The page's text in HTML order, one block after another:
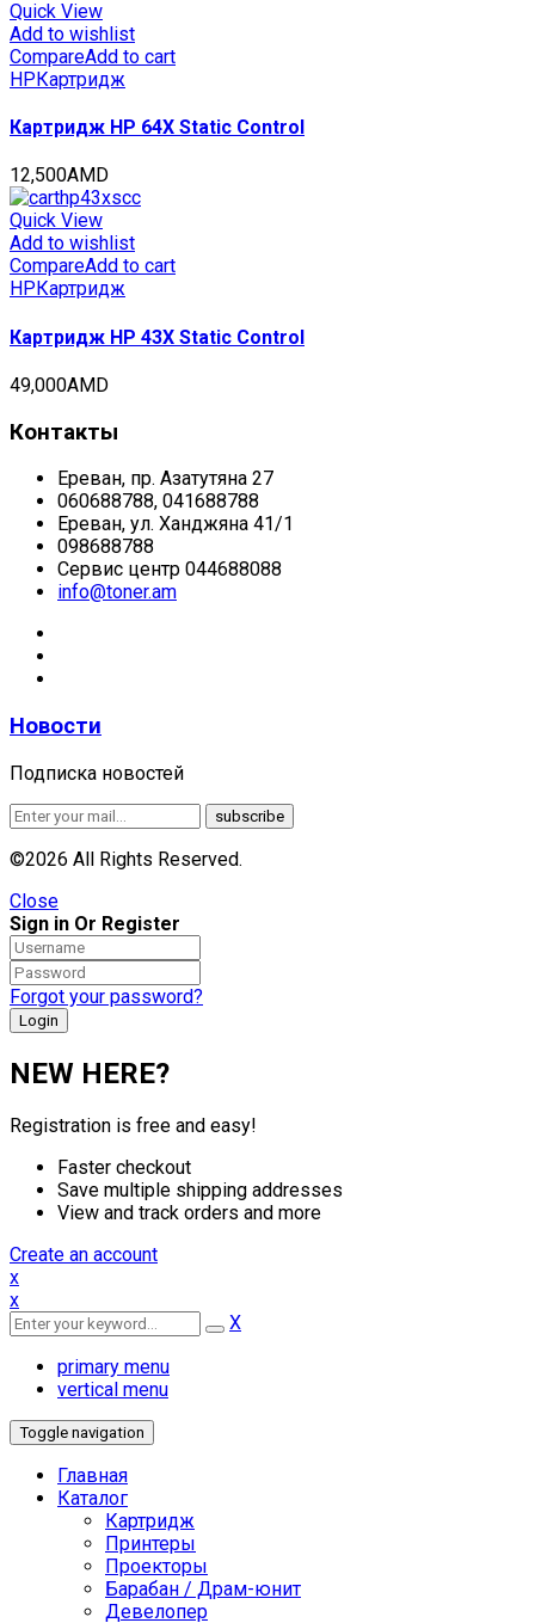
Quick View
Add to wishlist
CompareAdd to cart
HPКартридж
Картридж HP 64X Static Control
12,500AMD
Quick View
Add to wishlist
CompareAdd to cart
HP Картридж
Картридж HP 43X Static Control
49,000AMD
Контакты
Ереван, пр. Азатутяна 27
060688788, 041688788
Ереван, ул. Ханджяна 41/1
098688788
Сервис центр 044688088
info@toner.am
Новости
Подписка новостей
©2026 All Rights Reserved.
Close
Sign in Or Register
Forgot your password?
NEW HERE?
Registration is free and easy!
Faster checkout
Save multiple shipping addresses
View and track orders and more
Create an account
x
x
X
primary menu
vertical menu
Toggle navigation
Главная
Каталог
Картридж
Принтеры
Проекторы
Барабан / Драм-юнит
Девелопер